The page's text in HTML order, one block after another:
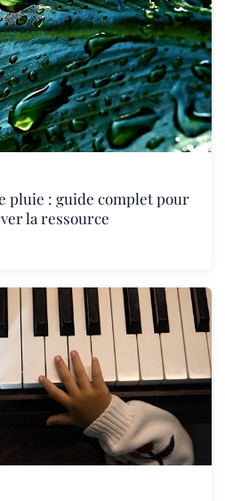
pluie : guide complet pour
la ressource